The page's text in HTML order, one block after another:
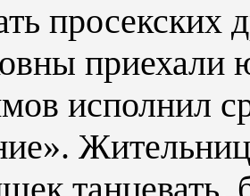
просекских
приехали
исполнил